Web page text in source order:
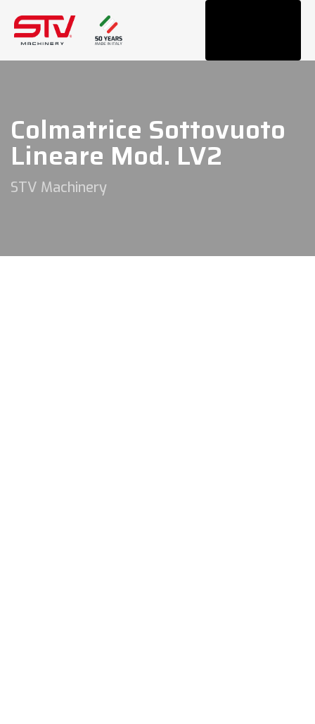
Colmatrice Sottovuoto
Lineare Mod. LV2
STV Machinery